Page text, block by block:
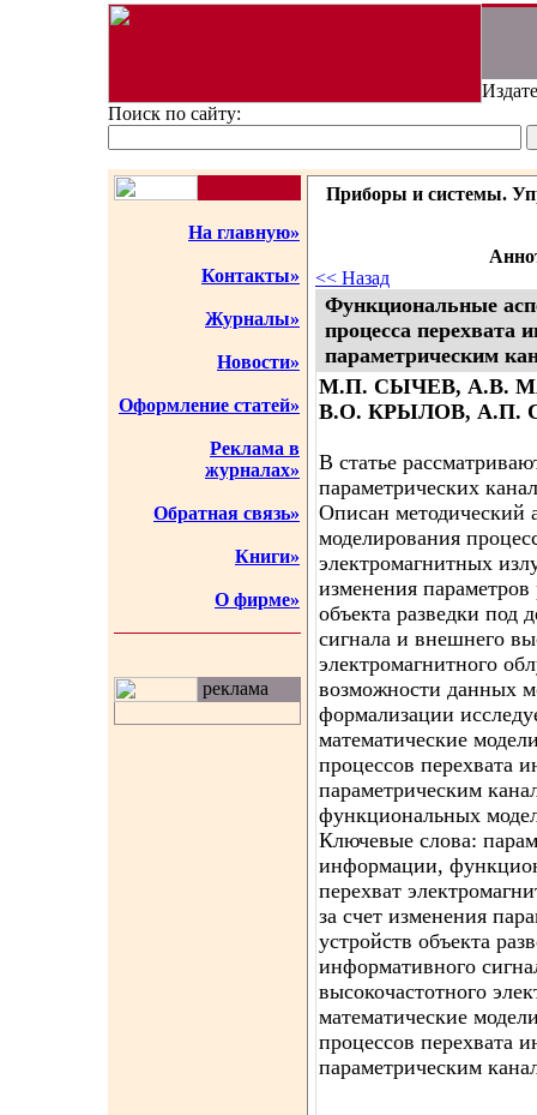
Поиск по сайту:
На главную»
Контакты»
Журналы»
Новости»
Оформление статей»
Реклама в
журналах»
Обратная связь»
Книги»
О фирме»
реклама
Приборы и системы.
<< Назад
Функциональные
процесса перехвата
параметрическим
М.П. СЫЧЕВ, А.В.
В.О. КРЫЛОВ, А.П.
В статье
параметрических
Описан методический
моделирования
электромагнитных
изменения
объекта разведки под
сигнала и внешнего
электромагнитного
возможности данных
формализации
математические
процессов перехвата
параметрическим
функциональных
Ключевые слова:
информации,
перехват
за счет изменения
устройств объекта
информативного
высокочастотного
математические
процессов перехвата
параметрическим